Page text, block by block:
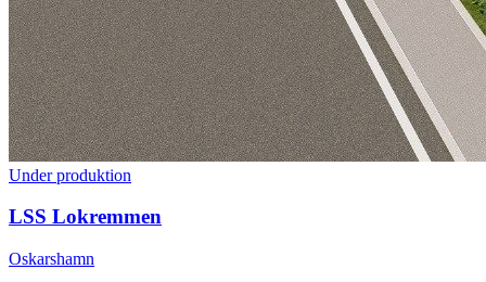
Under produktion
LSS Lokremmen
Oskarshamn